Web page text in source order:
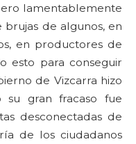
lamentablemente
brujas de algunos, en
en productores de
esto para conseguir
de Vizcarra hizo
su gran fracaso fue
desconectadas de
de los ciudadanos